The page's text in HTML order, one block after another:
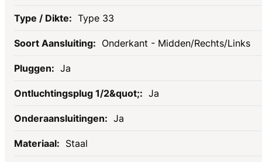
Type 33
Onderkant - Midden/Rechts/Links
Ja
Ja
Ja
Staal